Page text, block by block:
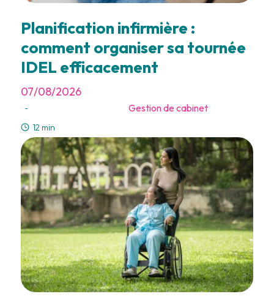
Planification infirmière :
comment organiser sa tournée
IDEL efficacement
07/08/2026
- Gestion de cabinet
12 min